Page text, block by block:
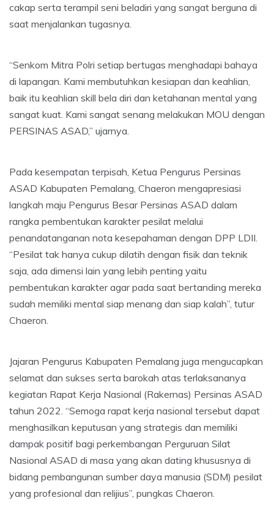
cakap serta terampil seni beladiri yang sangat berguna di
saat menjalankan tugasnya.
“Senkom Mitra Polri setiap bertugas menghadapi bahaya
di lapangan. Kami membutuhkan kesiapan dan keahlian,
baik itu keahlian skill bela diri dan ketahanan mental yang
sangat kuat. Kami sangat senang melakukan MOU dengan
PERSINAS ASAD,” ujarnya.
Pada kesempatan terpisah, Ketua Pengurus Persinas
ASAD Kabupaten Pemalang, Chaeron mengapresiasi
langkah maju Pengurus Besar Persinas ASAD dalam
rangka pembentukan karakter pesilat melalui
penandatanganan nota kesepahaman dengan DPP LDII.
“Pesilat tak hanya cukup dilatih dengan fisik dan teknik
saja, ada dimensi lain yang lebih penting yaitu
pembentukan karakter agar pada saat bertanding mereka
sudah memiliki mental siap menang dan siap kalah”, tutur
Chaeron.
Jajaran Pengurus Kabupaten Pemalang juga mengucapkan
selamat dan sukses serta barokah atas terlaksananya
kegiatan Rapat Kerja Nasional (Rakernas) Persinas ASAD
tahun 2022. “Semoga rapat kerja nasional tersebut dapat
menghasilkan keputusan yang strategis dan memiliki
dampak positif bagi perkembangan Perguruan Silat
Nasional ASAD di masa yang akan dating khususnya di
bidang pembangunan sumber daya manusia (SDM) pesilat
yang profesional dan relijius”, pungkas Chaeron.